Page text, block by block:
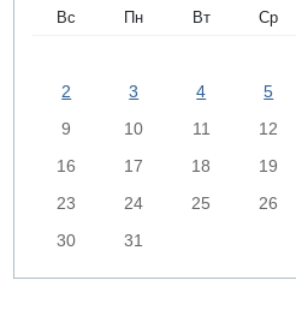
Вс Пн Вт Ср
2
3 4 5
9
10 11 12
16
17 18 19
23
24 25 26
30
31